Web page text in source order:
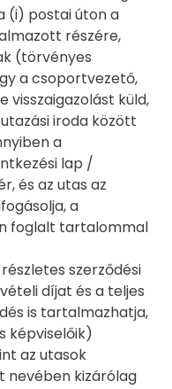
(i) postai úton a
részére,
(törvényes
a csoportvezető,
küld,
iroda között
a
lap /
és az utas az
a
foglalt tartalommal
szerződési
díjat és a teljes
is tartalmazhatja,
képviselőik)
az utasok
nevében kizárólag